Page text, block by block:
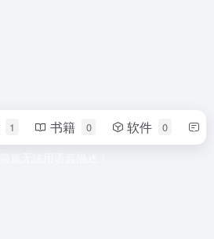
1 书籍 0 软件 0